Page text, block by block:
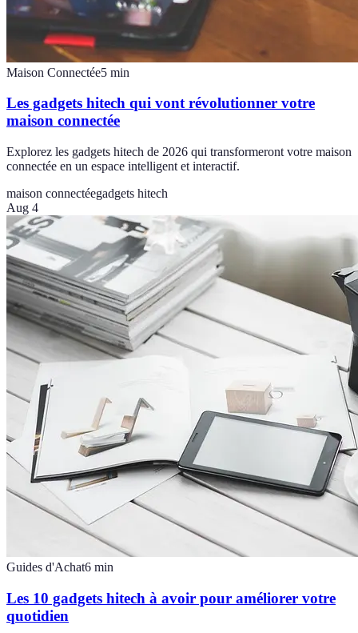
Maison Connectée5 min
Les gadgets hitech qui vont révolutionner votre
maison connectée
Explorez les gadgets hitech de 2026 qui transformeront votre maison
connectée en un espace intelligent et interactif.
maison connectéegadgets hitech
Aug 4
Guides d'Achat6 min
Les 10 gadgets hitech à avoir pour améliorer votre
quotidien